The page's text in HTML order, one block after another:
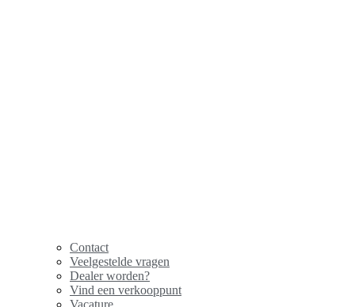
Contact
Veelgestelde vragen
Dealer worden?
Vind een verkooppunt
Vacature